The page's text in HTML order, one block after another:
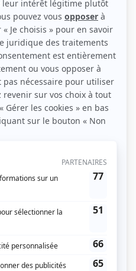
chaque patient.
également de manière
sportifs à se préparer
compétitions et leurs
divers équipements : des
poids, des ballons
de musculation, des